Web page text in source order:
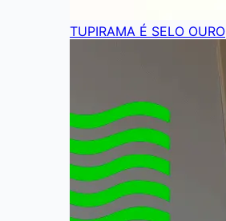
TUPIRAMA É SELO OURO